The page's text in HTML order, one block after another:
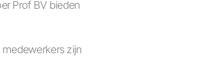
Prof BV bieden
medewerkers zijn